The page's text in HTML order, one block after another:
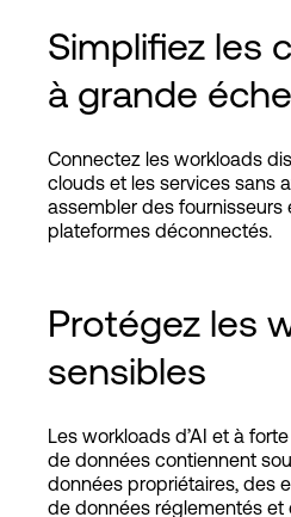
Simplifiez les
à grande
Connectez les workloads
clouds et les services sans
assembler des fournisseurs
plateformes déconnectés.
Protégez les
sensibles
Les workloads d’AI et à
de données contiennent
données propriétaires, des
de données réglementés et